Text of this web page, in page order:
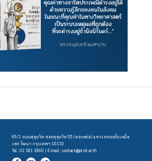
65/1 ถนนสุขุมวิท ซอยสุขุมวิท 55 (ทองหล่อ) แขวง คลองตันเหนือ
เขต วัฒนา กรุงเทพฯ 10110
Tel : 02 381 3860 | E-mail :contact@pridi.or.th